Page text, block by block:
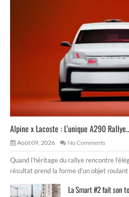
Alpine x Lacoste : L’unique A290
Août 09, 2026 No Comments
Quand l’héritage du rallye rencontre
résultat prend la forme d’un objet
La Smart #2 fait son